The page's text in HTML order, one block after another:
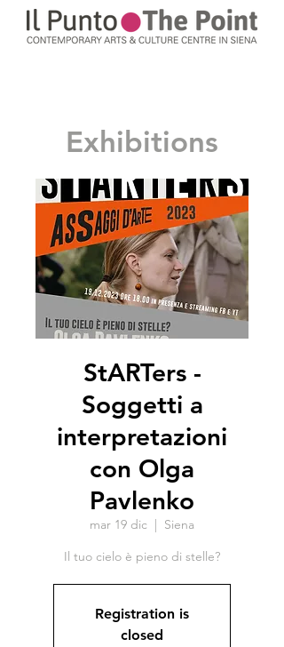
Exhibitions
StARTers -
Soggetti a
interpretazioni
con Olga
Pavlenko
mar 19 dic
  |
Siena
Il tuo cielo è pieno di stelle?
Registration is
closed